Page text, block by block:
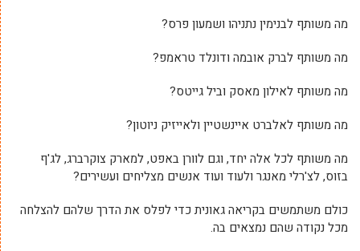
מה משותף לבנימין נתניהו ושמעון פרס?
מה משותף לברק אובמה ודונלד טראמפ?
מה משותף לאילון מאסק וביל גייטס?
מה משותף לאלברט איינשטיין ולאייזיק ניוטון?
מה משותף לכל אלה יחד, וגם לוורן באפט, למארק צוקרברג, לג'ף
בזוס, לצ'רלי מאנגר ולעוד ועוד אנשים מצליחים ועשירים?
כולם משתמשים בקריאה גאונית כדי לפלס את הדרך שלהם להצלחה
מכל נקודה שהם נמצאים בה.